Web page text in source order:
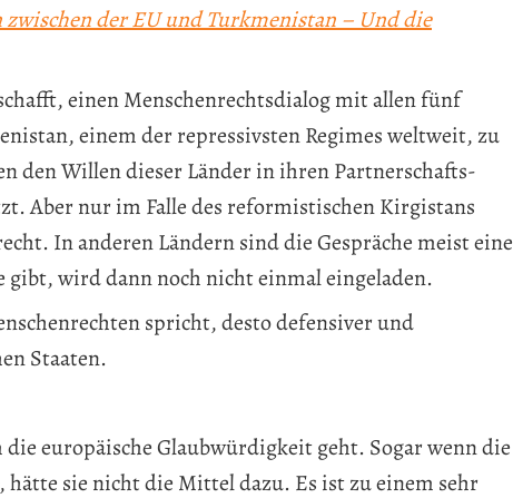
zwischen der EU und Turkmenistan – Und die
einen Menschenrechtsdialog mit allen fünf
einem der repressivsten Regimes weltweit, zu
den Willen dieser Länder in ihren Partnerschafts-
Aber nur im Falle des reformistischen Kirgistans
In anderen Ländern sind die Gespräche meist eine
gibt, wird dann noch nicht einmal eingeladen.
spricht, desto defensiver und
Staaten.
europäische Glaubwürdigkeit geht. Sogar wenn die
sie nicht die Mittel dazu. Es ist zu einem sehr